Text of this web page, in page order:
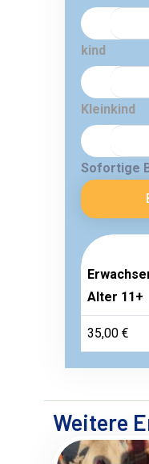
kind
Kleinkind
Sofortige
Alter 11+
35,00 €
Weitere